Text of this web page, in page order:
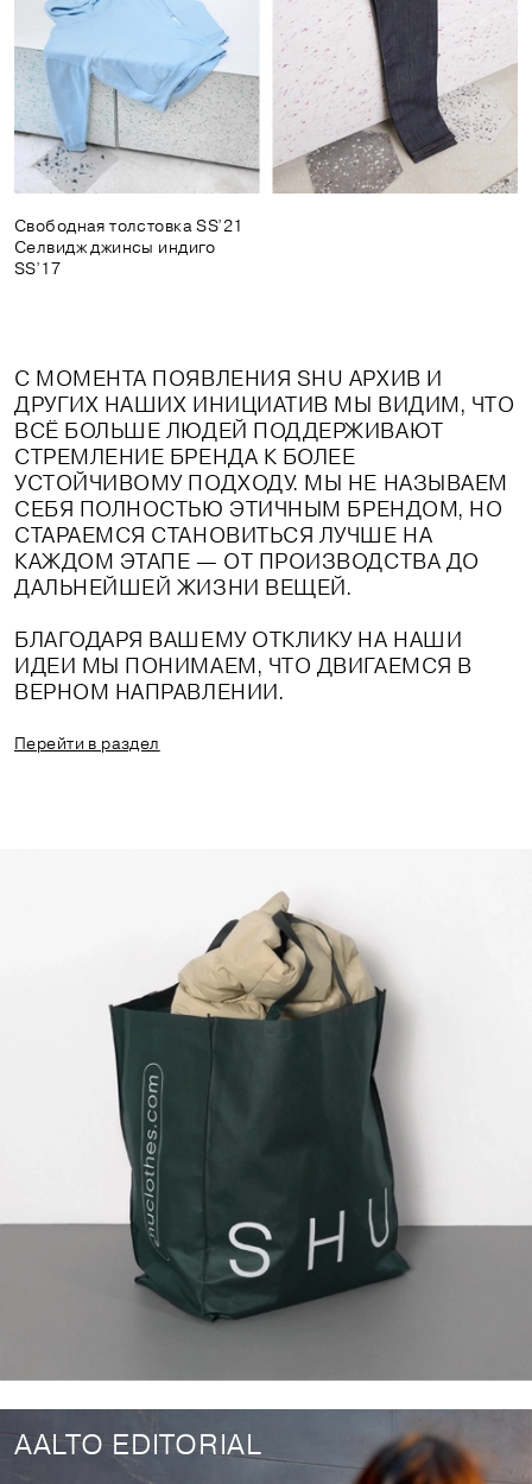
Свободная толстовка SS’21
Селвидж джинсы индиго
SS’17
С МОМЕНТА ПОЯВЛЕНИЯ SHU АРХИВ И
ДРУГИХ НАШИХ ИНИЦИАТИВ МЫ ВИДИМ, ЧТО
ВСЁ БОЛЬШЕ ЛЮДЕЙ ПОДДЕРЖИВАЮТ
СТРЕМЛЕНИЕ БРЕНДА К БОЛЕЕ
УСТОЙЧИВОМУ ПОДХОДУ. МЫ НЕ НАЗЫВАЕМ
СЕБЯ ПОЛНОСТЬЮ ЭТИЧНЫМ БРЕНДОМ, НО
СТАРАЕМСЯ СТАНОВИТЬСЯ ЛУЧШЕ НА
КАЖДОМ ЭТАПЕ — ОТ ПРОИЗВОДСТВА ДО
ДАЛЬНЕЙШЕЙ ЖИЗНИ ВЕЩЕЙ.
БЛАГОДАРЯ ВАШЕМУ ОТКЛИКУ НА НАШИ
ИДЕИ МЫ ПОНИМАЕМ, ЧТО ДВИГАЕМСЯ В
ВЕРНОМ НАПРАВЛЕНИИ.
Перейти в раздел
AALTO EDITORIAL